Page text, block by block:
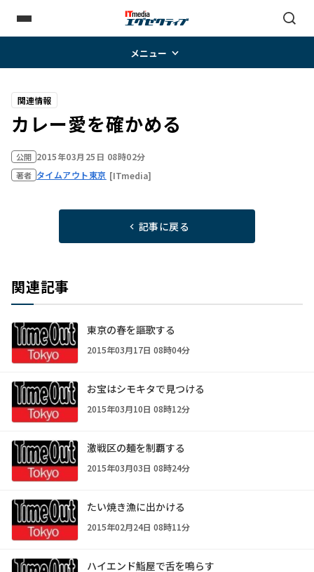
メニュー
関連情報
カレー愛を確かめる
公開 2015年03月25日 08時02分
著者 タイムアウト東京 [ITmedia]
記事に戻る
関連記事
東京の春を謳歌する
2015年03月17日 08時04分
お宝はシモキタで見つける
2015年03月10日 08時12分
激戦区の麺を制覇する
2015年03月03日 08時24分
たい焼き漁に出かける
2015年02月24日 08時11分
ハイエンド鮨屋で舌を鳴らす